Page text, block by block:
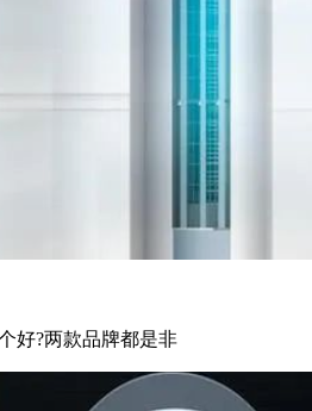
好?两款品牌都是非